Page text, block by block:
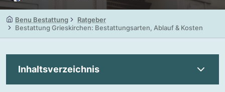
Benu Bestattung
Ratgeber
Bestattung Grieskirchen: Bestattungsarten, Ablauf & Kosten
Inhaltsverzeichnis